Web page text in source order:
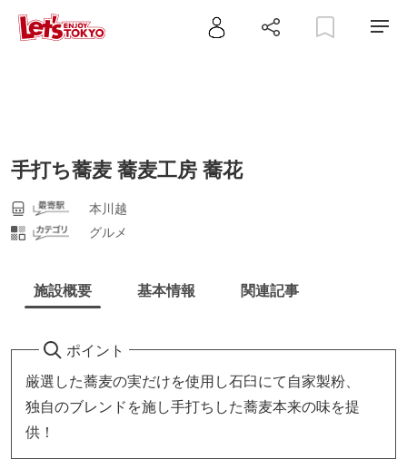
手打ち蕎麦 蕎麦工房 蕎花
本川越
グルメ
施設概要 基本情報 関連記事
ポイント
厳選した蕎麦の実だけを使用し石臼にて自家製粉、
独自のブレンドを施し手打ちした蕎麦本来の味を提
供！